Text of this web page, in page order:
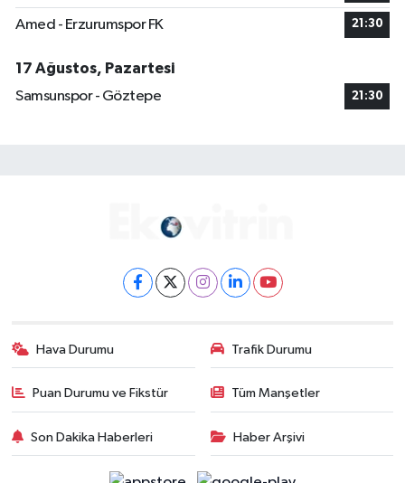
Amed - Erzurumspor FK 21:30
17 Ağustos, Pazartesi
Samsunspor - Göztepe
21:30
Hava Durumu Trafik Durumu
Puan Durumu ve Fikstür Tüm Manşetler
Son Dakika Haberleri Haber Arşivi